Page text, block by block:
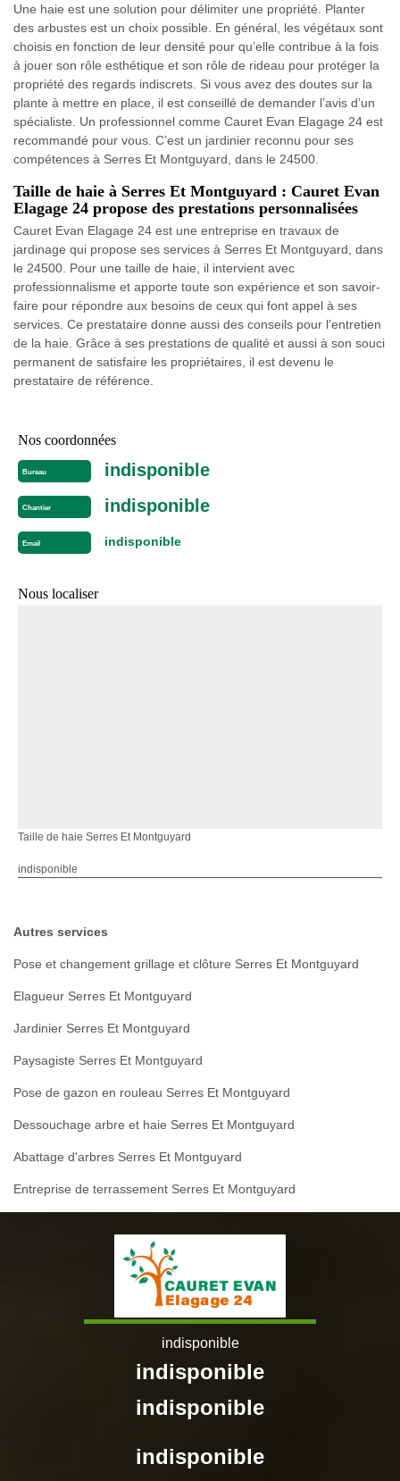
Une haie est une solution pour délimiter une propriété. Planter
des arbustes est un choix possible. En général, les végétaux sont
choisis en fonction de leur densité pour qu’elle contribue à la fois
à jouer son rôle esthétique et son rôle de rideau pour protéger la
propriété des regards indiscrets. Si vous avez des doutes sur la
plante à mettre en place, il est conseillé de demander l’avis d’un
spécialiste. Un professionnel comme Cauret Evan Elagage 24 est
recommandé pour vous. C’est un jardinier reconnu pour ses
compétences à Serres Et Montguyard, dans le 24500.
Taille de haie à Serres Et Montguyard : Cauret Evan
Elagage 24 propose des prestations personnalisées
Cauret Evan Elagage 24 est une entreprise en travaux de
jardinage qui propose ses services à Serres Et Montguyard, dans
le 24500. Pour une taille de haie, il intervient avec
professionnalisme et apporte toute son expérience et son savoir-
faire pour répondre aux besoins de ceux qui font appel à ses
services. Ce prestataire donne aussi des conseils pour l’entretien
de la haie. Grâce à ses prestations de qualité et aussi à son souci
permanent de satisfaire les propriétaires, il est devenu le
prestataire de référence.
Nos coordonnées
Bureau indisponible
Chantier indisponible
Email indisponible
Nous localiser
Taille de haie Serres Et Montguyard
indisponible
Autres services
Pose et changement grillage et clôture Serres Et Montguyard
Elagueur Serres Et Montguyard
Jardinier Serres Et Montguyard
Paysagiste Serres Et Montguyard
Pose de gazon en rouleau Serres Et Montguyard
Dessouchage arbre et haie Serres Et Montguyard
Abattage d'arbres Serres Et Montguyard
Entreprise de terrassement Serres Et Montguyard
indisponible
indisponible
indisponible
indisponible